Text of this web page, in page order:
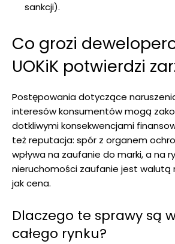
sankcji).
Co grozi
UOKiK potwierdzi
Postępowania dotyczące
interesów konsumentów mogą
dotkliwymi konsekwencjami
też reputacja: spór z organem
wpływa na zaufanie do marki, a na
nieruchomości zaufanie jest walutą
jak cena.
Dlaczego te sprawy są
całego rynku?